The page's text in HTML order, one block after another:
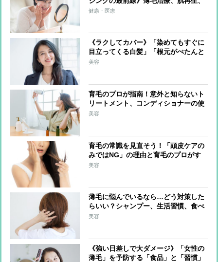
しわ・たるみ・ほうれい線の改善など
健康・医療
《ラクしてカバー》「染めてもすぐに
目立ってくる白髪」「根元がぺたんと
して寂しい…」白髪・薄毛の悩みの解
美容
育毛のプロが指南！意外と知らないト
リートメント、コンディショナーの使
い方＆白髪対策でとりたい食べ物
美容
育毛の常識を見直そう！「頭皮ケアの
みではNG」の理由と育毛のプロがす
すめるマッサージのやり方
美容
薄毛に悩んでいるなら…どう対策した
らいい？シャンプー、生活習慣、食べ
物ですぐに始められること
美容
《強い日差しで大ダメージ》「女性の
薄毛」を予防する「食品」と「習慣」